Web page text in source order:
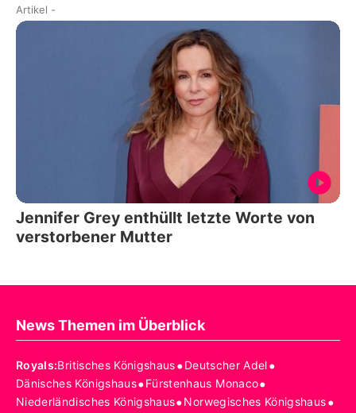
Artikel -
Jennifer Grey enthüllt letzte Worte von
verstorbener Mutter
News Themen im Überblick
Royals:Britisches Königshaus•Deutscher Adel•
Dänisches Königshaus•Fürstenhaus Monaco•
Niederländisches Königshaus•Norwegisches Königshaus•